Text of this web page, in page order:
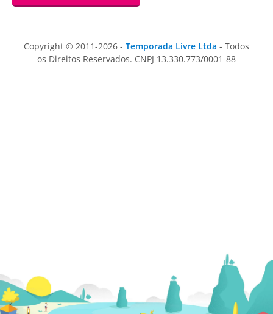
Copyright © 2011-2026 - Temporada Livre Ltda - Todos
os Direitos Reservados. CNPJ 13.330.773/0001-88